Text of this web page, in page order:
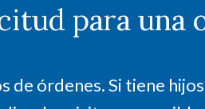
para una
de órdenes. Si tiene